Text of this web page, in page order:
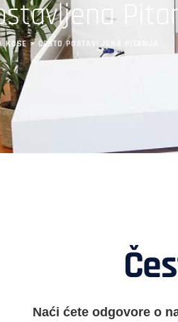
KOSE> ČESTO POSTAVLJENA PITANJA
Naći ćete odgovore o